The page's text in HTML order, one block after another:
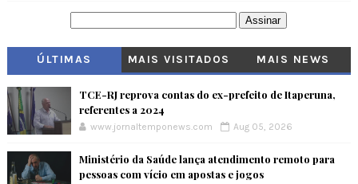
ÚLTIMAS MAIS VISITADOS MAIS NEWS
TCE-RJ reprova contas do ex-prefeito de Itaperuna,
referentes a 2024
www.jornaltemponews.com Aug 05, 2026
Ministério da Saúde lança atendimento remoto para
pessoas com vício em apostas e jogos